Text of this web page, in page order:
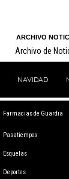
ARCHIVO
Archivo de
NAVIDAD
Farmacias de Guardia
Pasatiempos
Esquelas
Deportes